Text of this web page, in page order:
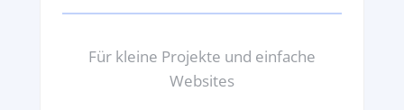
Für kleine Projekte und einfache
Websites